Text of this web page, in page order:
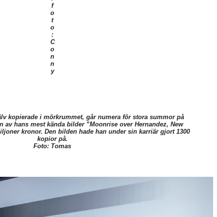
f
o
t
o
:
C
o
n
n
y
kopierade i mörkrummet, går numera för stora summor på
av hans mest kända bilder ”Moonrise over Hernandez, New
kronor. Den bilden hade han under sin karriär gjort 1300
kopior på.
Foto: Tomas